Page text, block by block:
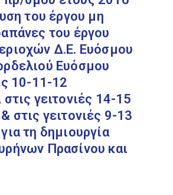
του έργου μη
του έργου
Δ.Ε. Ευόσμου
Ευόσμου
10-11-12
γειτονιές 14-15
στις γειτονιές 9-13
τη δημιουργία
Πρασίνου και